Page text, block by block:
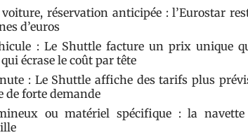
réservation anticipée : l’Eurostar
d’euros
: Le Shuttle facture un prix unique
écrase le coût par tête
: Le Shuttle affiche des tarifs plus
de forte demande
ou matériel spécifique : la